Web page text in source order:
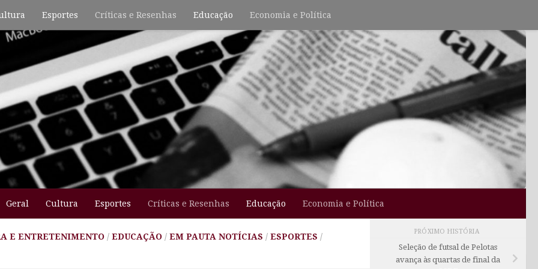
Esportes Críticas e Resenhas Educação Economia e Política
Geral Cultura Esportes Críticas e Resenhas Educação Economia e Política
E ENTRETENIMENTO / EDUCAÇÃO / EM PAUTA NOTÍCIAS / ESPORTES /
PRÓXIMO HISTÓRIA
Seleção de futsal de Pelotas
avança às quartas de final da